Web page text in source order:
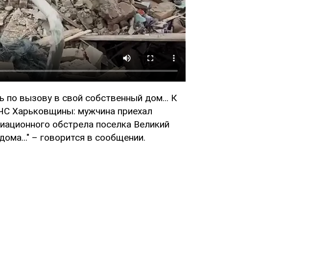
по вызову в свой собственный дом... К
Харьковщины: мужчина приехал
обстрела поселка Великий
– говорится в сообщении.